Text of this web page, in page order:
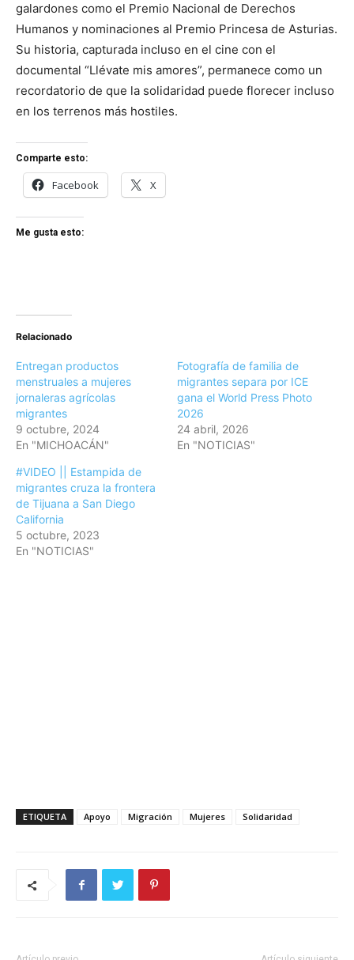
galardones como el Premio Nacional de Derechos
Humanos y nominaciones al Premio Princesa de Asturias.
Su historia, capturada incluso en el cine con el
documental “Llévate mis amores”, permanece como un
recordatorio de que la solidaridad puede florecer incluso
en los terrenos más hostiles.
Comparte esto:
Facebook X
Me gusta esto:
Relacionado
Entregan productos
menstruales a mujeres
jornaleras agrícolas
migrantes
9 octubre, 2024
En "MICHOACÁN"
Fotografía de familia de
migrantes separa por ICE
gana el World Press Photo
2026
24 abril, 2026
En "NOTICIAS"
#VIDEO || Estampida de
migrantes cruza la frontera
de Tijuana a San Diego
California
5 octubre, 2023
En "NOTICIAS"
ETIQUETA Apoyo Migración Mujeres Solidaridad